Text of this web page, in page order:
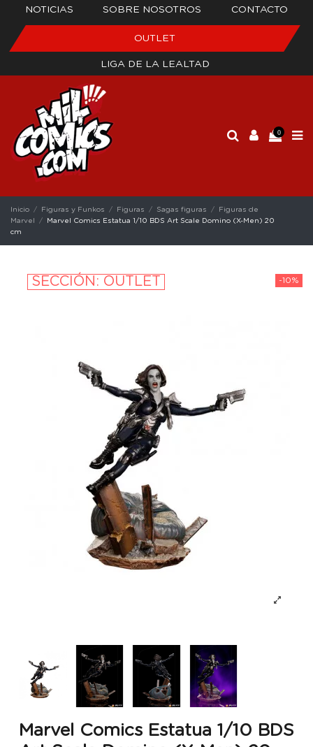
NOTICIAS SOBRE NOSOTROS CONTACTO
OUTLET
LIGA DE LA LEALTAD
0
Inicio Figuras y Funkos Figuras Sagas figuras
Figuras de
Marvel
Marvel Comics Estatua 1/10 BDS Art Scale Domino (X-Men) 20
cm
-10%
SECCIÓN: OUTLET
Marvel Comics Estatua 1/10 BDS